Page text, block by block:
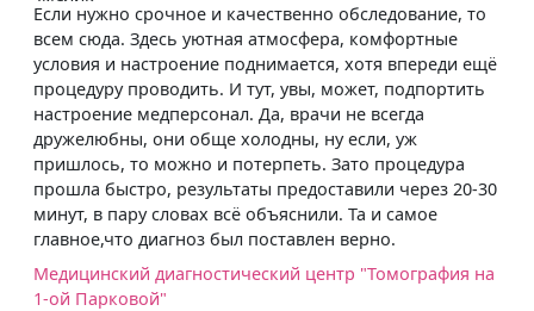
срочное и качественно обследование, то
Здесь уютная атмосфера, комфортные
и настроение поднимается, хотя впереди ещё
проводить. И тут, увы, может, подпортить
медперсонал. Да, врачи не всегда
они обще холодны, ну если, уж
то можно и потерпеть. Зато процедура
результаты предоставили через 20-30
пару словах всё объяснили. Та и самое
диагноз был поставлен верно.
диагностический центр "Томография на
и могу
твёрдую
всё
кому они
1-ой